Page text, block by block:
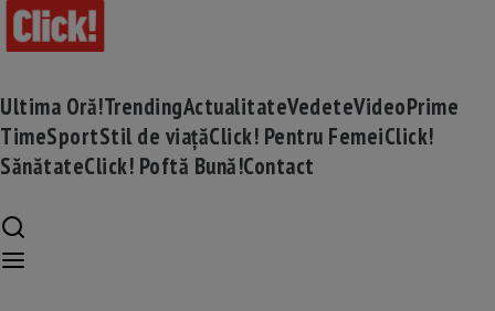
Ultima Oră!TrendingActualitateVedeteVideoPrime
TimeSportStil de viațăClick! Pentru FemeiClick!
SănătateClick! Poftă Bună!Contact